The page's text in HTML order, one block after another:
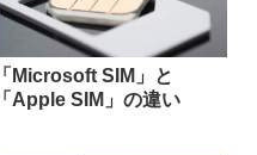
「Microsoft SIM」と
「Apple SIM」の違い